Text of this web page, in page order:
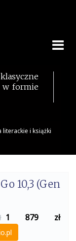
w formie
literackie i książki
10,3 (Gen
1 879 zł